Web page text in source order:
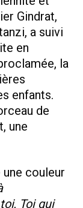
Gindrat,
a suivi
en
la
enfants.
de
une
couleur
, Toi qui